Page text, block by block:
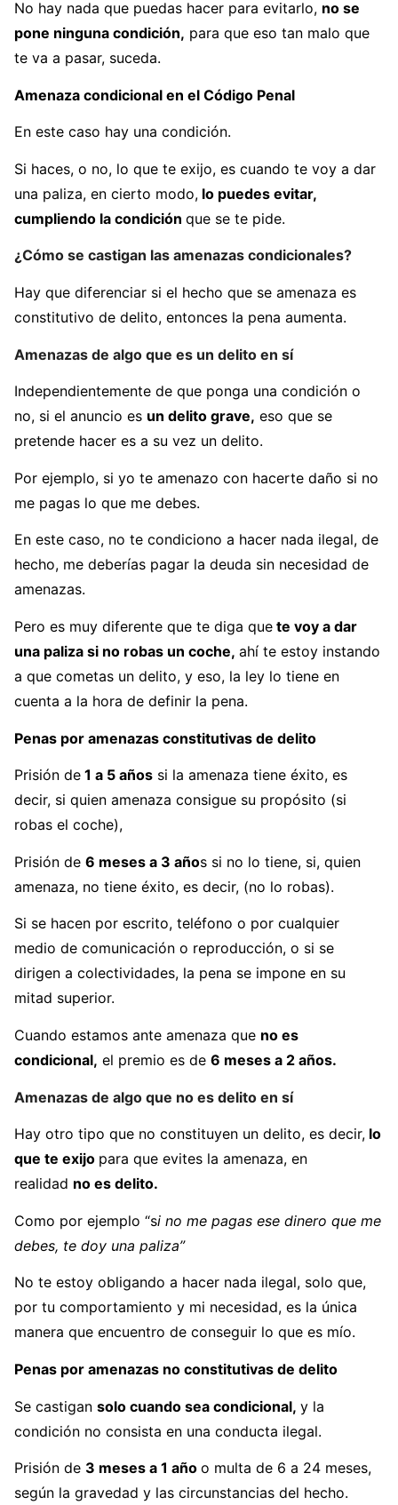
No hay nada que puedas hacer para evitarlo, no se
pone ninguna condición, para que eso tan malo que
te va a pasar, suceda.
Amenaza condicional en el Código Penal
En este caso hay una condición.
Si haces, o no, lo que te exijo, es cuando te voy a dar
una paliza, en cierto modo, lo puedes evitar,
cumpliendo la condición que se te pide.
¿Cómo se castigan las amenazas condicionales?
Hay que diferenciar si el hecho que se amenaza es
constitutivo de delito, entonces la pena aumenta.
Amenazas de algo que es un delito en sí
Independientemente de que ponga una condición o
no, si el anuncio es un delito grave, eso que se
pretende hacer es a su vez un delito.
Por ejemplo, si yo te amenazo con hacerte daño si no
me pagas lo que me debes.
En este caso, no te condiciono a hacer nada ilegal, de
hecho, me deberías pagar la deuda sin necesidad de
amenazas.
Pero es muy diferente que te diga que te voy a dar
una paliza si no robas un coche, ahí te estoy instando
a que cometas un delito, y eso, la ley lo tiene en
cuenta a la hora de definir la pena.
Penas por amenazas constitutivas de delito
Prisión de 1 a 5 años si la amenaza tiene éxito, es
decir, si quien amenaza consigue su propósito (si
robas el coche),
Prisión de 6 meses a 3 años si no lo tiene, si, quien
amenaza, no tiene éxito, es decir, (no lo robas).
Si se hacen por escrito, teléfono o por cualquier
medio de comunicación o reproducción, o si se
dirigen a colectividades, la pena se impone en su
mitad superior.
Cuando estamos ante amenaza que no es
condicional, el premio es de 6 meses a 2 años.
Amenazas de algo que no es delito en sí
Hay otro tipo que no constituyen un delito, es decir, lo
que te exijo para que evites la amenaza, en
realidad no es delito.
Como por ejemplo “si no me pagas ese dinero que me
debes, te doy una paliza”
No te estoy obligando a hacer nada ilegal, solo que,
por tu comportamiento y mi necesidad, es la única
manera que encuentro de conseguir lo que es mío.
Penas por amenazas no constitutivas de delito
Se castigan solo cuando sea condicional, y la
condición no consista en una conducta ilegal.
Prisión de 3 meses a 1 año o multa de 6 a 24 meses,
según la gravedad y las circunstancias del hecho.